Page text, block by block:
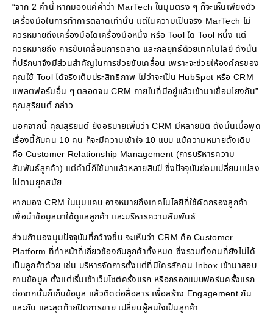
“จาก 2 คำนี้ หากมองแค่คำว่า MarTech ในมุมตรง ๆ ก็จะเห็นเพียงตัว
เครื่องมือในการทำการตลาดเท่านั้น แต่ในความเป็นจริง MarTech ไม่
ควรหมายถึงเครื่องมือใดเครื่องมือหนึ่ง หรือ Tool ใด Tool หนึ่ง แต่
ควรหมายถึง การขับเคลื่อนการตลาด และกลยุทธ์ด้วยเทคโนโลยี ดังนั้น
ที่ปรึกษาจึงมีส่วนสำคัญในการช่วยขับเคลื่อน เพราะจะช่วยให้องค์กรของ
คุณใช้ Tool ได้จริงเต็มประสิทธิภาพ ไม่ว่าจะเป็น HubSpot หรือ CRM
แพลตฟอร์มอื่น ๆ ตลอดจน CRM ภายในที่มีอยู่แล้วเข้ามาเชื่อมโยงกัน”
คุณสุริยนต์ กล่าว
นอกจากนี้ คุณสุริยนต์ ยังอธิบายเพิ่มว่า CRM มีหลายมิติ ดังนั้นเมื่อพูด
เรื่องนี้กับคน 10 คน ก็จะมีความเข้าใจ 10 แบบ แม้ความหมายดั้งเดิม
คือ Customer Relationship Management (การบริหารความ
สัมพันธ์ลูกค้า) แต่คำนี้ก็ใช้มาแล้วหลายสิบปี ซึ่งปัจจุบันย่อมเปลี่ยนแปลง
ไปตามยุคสมัย
หากมอง CRM ในมุมแคบ อาจหมายถึงเทคโนโลยีที่ใช้คัดกรองลูกค้า
เพื่อนำข้อมูลมาใช้ดูแลลูกค้า และบริหารความสัมพันธ์
ส่วนถ้ามองมุมปัจจุบันที่กว้างขึ้น จะเห็นว่า CRM คือ Customer
Platform ที่ทำหน้าที่เกี่ยวข้องกับลูกค้าทั้งหมด ซึ่งรวมทั้งคนที่ยังไม่ได้
เป็นลูกค้าด้วย เช่น บริหารจัดการตั้งแต่ที่มีใครสักคน Inbox เข้ามาสอบ
ถามข้อมูล ตั้งแต่เริ่มเข้าเว็บไซต์ครั้งแรก หรือกรอกแบบฟอร์มครั้งแรก
ต่อจากนั้นก็เก็บข้อมูล แล้วติดต่อสื่อสาร เพื่อสร้าง Engagement กัน
และกัน และสุดท้ายปิดการขาย เปลี่ยนผู้สนใจเป็นลูกค้า